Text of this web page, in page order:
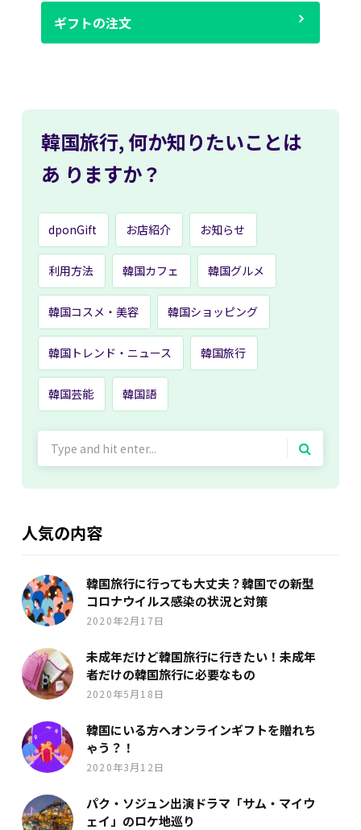
ギフトの注文
韓国旅行, 何か知りたいことは
あ りますか？
dponGift お店紹介 お知らせ
利用方法 韓国カフェ 韓国グルメ
韓国コスメ・美容 韓国ショッピング
韓国トレンド・ニュース 韓国旅行
韓国芸能 韓国語
人気の内容
韓国旅行に行っても大丈夫？韓国での新型
コロナウイルス感染の状況と対策
2020年2月17日
未成年だけど韓国旅行に行きたい！未成年
者だけの韓国旅行に必要なもの
2020年5月18日
韓国にいる方へオンラインギフトを贈れち
ゃう？！
2020年3月12日
パク・ソジュン出演ドラマ「サム・マイウ
ェイ」のロケ地巡り